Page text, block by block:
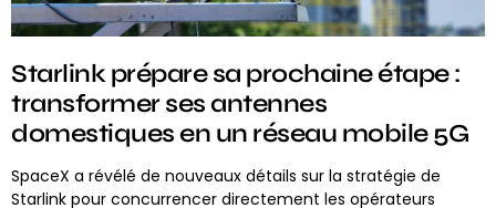
Starlink prépare sa prochaine étape :
transformer ses antennes
domestiques en un réseau mobile 5G
SpaceX a révélé de nouveaux détails sur la stratégie de
Starlink pour concurrencer directement les opérateurs